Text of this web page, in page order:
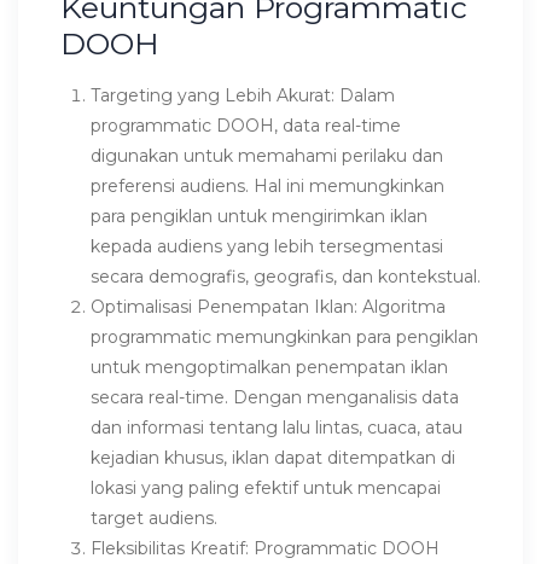
Keuntungan Programmatic
DOOH
Targeting yang Lebih Akurat: Dalam
programmatic DOOH, data real-time
digunakan untuk memahami perilaku dan
preferensi audiens. Hal ini memungkinkan
para pengiklan untuk mengirimkan iklan
kepada audiens yang lebih tersegmentasi
secara demografis, geografis, dan kontekstual.
Optimalisasi Penempatan Iklan: Algoritma
programmatic memungkinkan para pengiklan
untuk mengoptimalkan penempatan iklan
secara real-time. Dengan menganalisis data
dan informasi tentang lalu lintas, cuaca, atau
kejadian khusus, iklan dapat ditempatkan di
lokasi yang paling efektif untuk mencapai
target audiens.
Fleksibilitas Kreatif: Programmatic DOOH